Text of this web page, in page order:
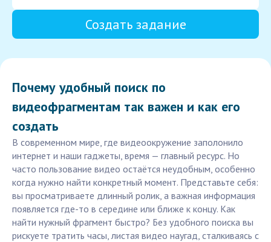
Создать задание
Почему удобный поиск по
видеофрагментам так важен и как его
создать
В современном мире, где видеоокружение заполонило
интернет и наши гаджеты, время — главный ресурс. Но
часто пользование видео остаётся неудобным, особенно
когда нужно найти конкретный момент. Представьте себя:
вы просматриваете длинный ролик, а важная информация
появляется где-то в середине или ближе к концу. Как
найти нужный фрагмент быстро? Без удобного поиска вы
рискуете тратить часы, листая видео наугад, сталкиваясь с